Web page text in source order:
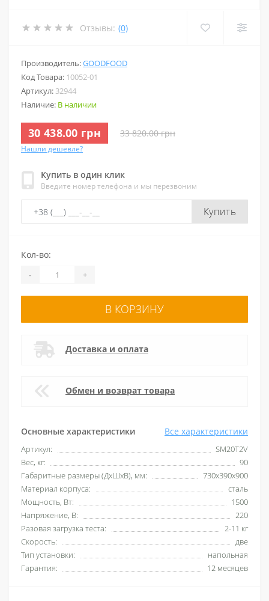
Отзывы: (0)
Производитель:GOODFOOD
Код Товара: 10052-01
Артикул: 32944
Наличие: В наличии
30 438.00 грн 33 820.00 грн
Нашли дешевле?
Купить в один клик
Введите номер телефона и мы перезвоним
Купить
Основные характеристики Все характеристики
Артикул:
SM20T2V
Вес, кг:
90
Габаритные размеры (ДхШхВ), мм:
730х390х900
Материал корпуса:
сталь
Мощность, Вт:
1500
Напряжение, В:
220
Разовая загрузка теста:
2-11 кг
Скорость:
две
Тип установки:
напольная
Гарантия:
12 месяцев
Кол-во:
- +
В КОРЗИНУ
Доставка и оплата
Обмен и возврат товара